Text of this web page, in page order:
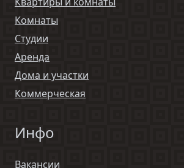
Комнаты
Студии
Аренда
Дома и участки
Коммерческая
Инфо
Вакансии